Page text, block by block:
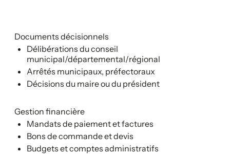
Documents décisionnels
Délibérations du conseil
municipal/départemental/régional
Arrêtés municipaux, préfectoraux
Décisions du maire ou du président
Gestion financière
Mandats de paiement et factures
Bons de commande et devis
Budgets et comptes administratifs